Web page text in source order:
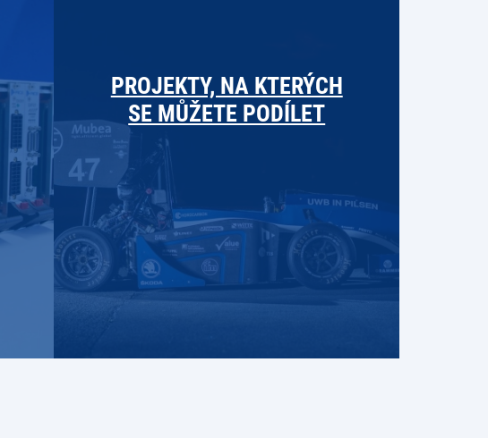
PROJEKTY, NA KTERÝCH
SE MŮŽETE PODÍLET